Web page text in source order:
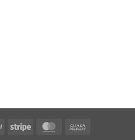
PayPal Stripe MasterCard